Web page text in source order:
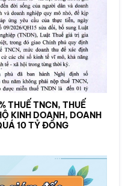
THUẾ TNCN, THUẾ
KINH DOANH, DOANH
10 TỶ ĐỒNG